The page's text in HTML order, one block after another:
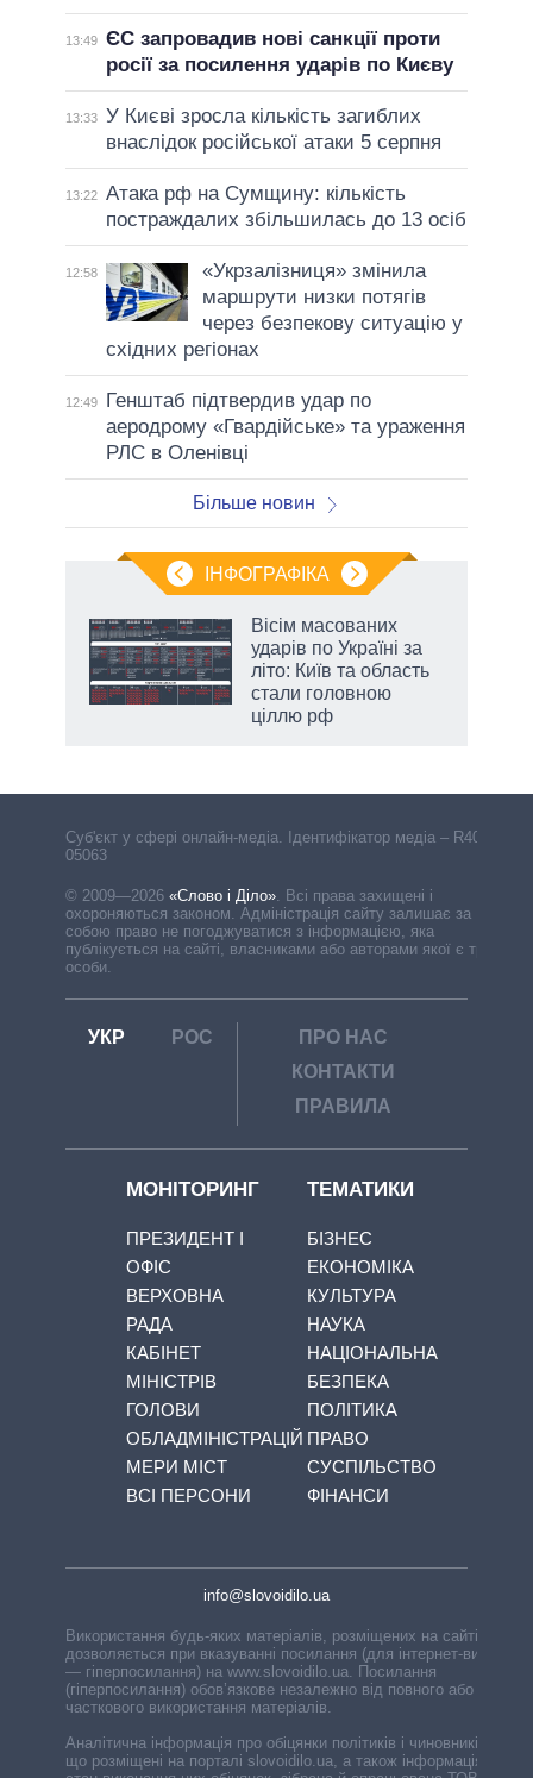
13:49 ЄС запровадив нові санкції проти
росії за посилення ударів по Києву
13:33 У Києві зросла кількість загиблих
внаслідок російської атаки 5 серпня
13:22 Атака рф на Сумщину: кількість
постраждалих збільшилась до 13 осіб
12:58
«Укрзалізниця» змінила
маршрути низки потягів
через безпекову ситуацію у
східних регіонах
12:49
Генштаб підтвердив удар по
аеродрому «Гвардійське» та ураження
РЛС в Оленівці
Більше новин
ІНФОГРАФІКА
Вісім масованих
ударів по Україні за
літо: Київ та область
стали головною
ціллю рф
Cуб'єкт у сфері онлайн-медіа. Ідентифікатор медіа – R40-
05063
© 2009—2026 «Слово і Діло»
Всі права захищені і
охороняються законом. Адміністрація сайту залишає за
собою право не погоджуватися з інформацією, яка
публікується на сайті, власниками або авторами якої є треті
особи.
УКР РОС
ПРО НАС
КОНТАКТИ
ПРАВИЛА
МОНІТОРИНГ
ПРЕЗИДЕНТ І
ОФІС
ВЕРХОВНА
РАДА
КАБІНЕТ
МІНІСТРІВ
ГОЛОВИ
ОБЛАДМІНІСТРАЦІЙ
МЕРИ МІСТ
ВСІ ПЕРСОНИ
ТЕМАТИКИ
БІЗНЕС
ЕКОНОМІКА
КУЛЬТУРА
НАУКА
НАЦІОНАЛЬНА
БЕЗПЕКА
ПОЛІТИКА
ПРАВО
СУСПІЛЬСТВО
ФІНАНСИ
info@slovoidilo.ua
Використання будь-яких матеріалів, розміщених на сайті,
дозволяється при вказуванні посилання (для інтернет-видань
— гіперпосилання) на www.slovoidilo.ua. Посилання
(гіперпосилання) обов’язкове незалежно від повного або
часткового використання матеріалів.
Аналітична інформація про обіцянки політиків і чиновників,
що розміщені на порталі slovoidilo.ua, а також інформація про